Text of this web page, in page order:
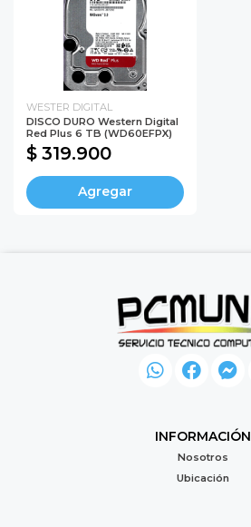
WESTER DIGITAL
DISCO DURO Western Digital
Red Plus 6 TB (WD60EFPX)
$ 319.900
Agregar
INFORMACIÓN
Nosotros
Ubicación